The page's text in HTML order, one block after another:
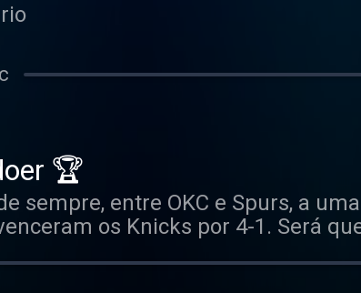
🏆
sempre, entre OKC e Spurs, a
os Knicks por 4-1. Será
mas isto é NBA e tudo pode